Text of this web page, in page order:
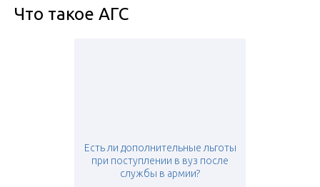
Что такое АГС
Есть ли дополнительные льготы
при поступлении в вуз после
службы в армии?